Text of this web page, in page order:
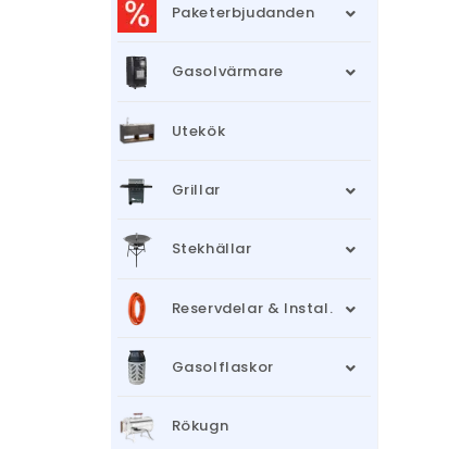
Paketerbjudanden
Gasolvärmare
Utekök
Grillar
Stekhällar
Reservdelar & Instal.
Gasolflaskor
Rökugn